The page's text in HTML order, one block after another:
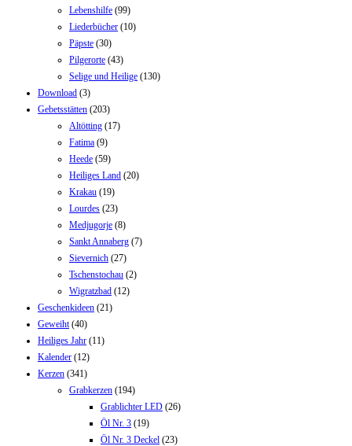
Lebenshilfe (99)
Liederbücher (10)
Päpste (30)
Pilgerorte (43)
Selige und Heilige (130)
Download (3)
Gebetsstätten (203)
Altötting (17)
Fatima (9)
Heede (59)
Heiliges Land (20)
Krakau (19)
Lourdes (23)
Medjugorje (8)
Sankt Annaberg (7)
Sievernich (27)
Tschenstochau (2)
Wigratzbad (12)
Geschenkideen (21)
Geweiht (40)
Heiliges Jahr (11)
Kalender (12)
Kerzen (341)
Grabkerzen (194)
Grablichter LED (26)
Öl Nr. 3 (19)
Öl Nr. 3 Deckel (23)